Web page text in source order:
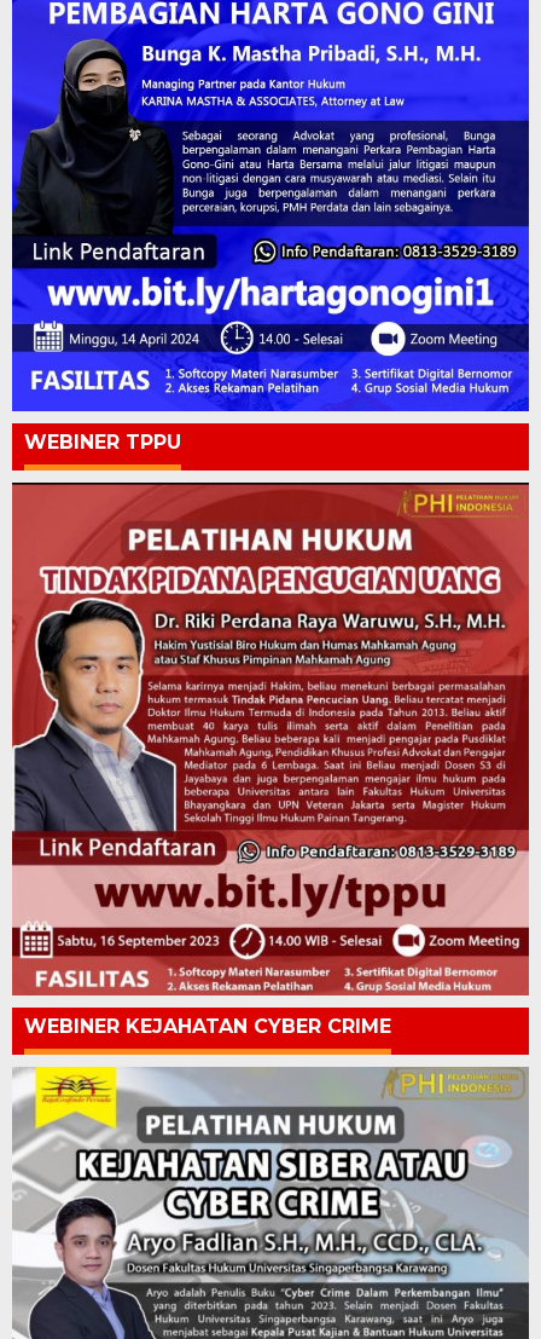
WEBINER TPPU
WEBINER KEJAHATAN CYBER CRIME